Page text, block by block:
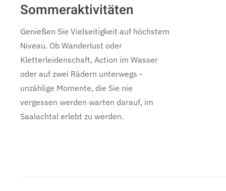
Sommeraktivitäten
Genießen Sie Vielseitigkeit auf höchstem
Niveau. Ob Wanderlust oder
Kletterleidenschaft, Action im Wasser
oder auf zwei Rädern unterwegs -
unzählige Momente, die Sie nie
vergessen werden warten darauf, im
Saalachtal erlebt zu werden.